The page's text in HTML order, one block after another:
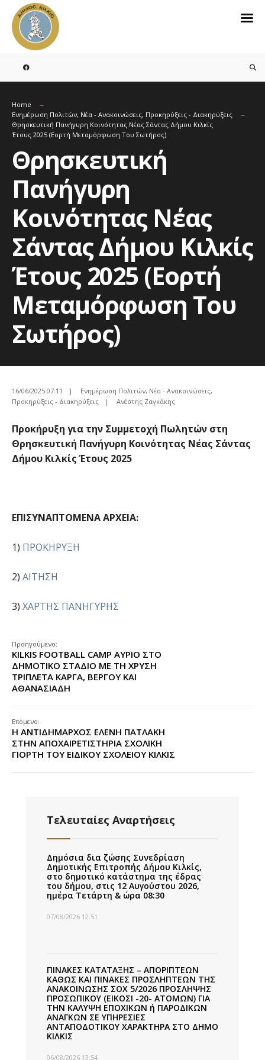
Skip
Home
Ενημέρωση Πολιτών, Νέα - Ανακοινώσεις, Προκηρύξεις - Διακηρύξεις
Θρησκευτική Πανήγυρη Κοινότητας Νέας Σάντας Δήμου Κιλκίς
Έτους 2025 (Εορτή Μεταμόρφωση Του Σωτήρος)
Θρησκευτική
Πανήγυρη
Κοινότητας Νέας
Σάντας Δήμου Κιλκίς
Έτους 2025 (Εορτή
Μεταμόρφωση Του
Σωτήρος)
16/06/2025 07:11 | Ενημέρωση Πολιτών, Νέα - Ανακοινώσεις,
Προκηρύξεις - Διακηρύξεις
| Ανέστης Ζαγκάκης
Προκήρυξη για την Συμμετοχή Πωλητών στη
Θρησκευτική Πανήγυρη Κοινότητας Νέας Σάντας
Δήμου Κιλκίς Έτους 2025
ΕΠΙΣΥΝΑΠΤΟΜΕΝΑ ΑΡΧΕΙΑ:
1) ΠΡΟΚΗΡΥΞΗ
2) ΑΙΤΗΣΗ
3) ΧΑΡΤΗΣ ΠΑΝΗΓΥΡΗΣ
Προηγούμενο:
KILKIS FOOTBALL CAMP ΑΥΡΙΟ ΣΤΟ
ΔΗΜΟΤΙΚΟ ΣΤΑΔΙΟ ΜΕ ΤΗ ΧΡΥΣΗ
ΤΡΙΠΛΕΤΑ ΚΑΡΓΑ, ΒΕΡΓΟΥ ΚΑΙ
ΑΘΑΝΑΣΙΑΔΗ
Επόμενο:
Η ΑΝΤΙΔΗΜΑΡΧΟΣ ΕΛΕΝΗ ΠΑΤΛΑΚΗ
ΣΤΗΝ ΑΠΟΧΑΙΡΕΤΙΣΤΗΡΙΑ ΣΧΟΛΙΚΗ
ΓΙΟΡΤΗ ΤΟΥ ΕΙΔΙΚΟΥ ΣΧΟΛΕΙΟΥ ΚΙΛΚΙΣ
Τελευταίες Αναρτήσεις
Δημόσια δια ζώσης Συνεδρίαση
Δημοτικής Επιτροπής Δήμου Κιλκίς,
στο δημοτικό κατάστημα της έδρας
του δήμου, στις 12 Αυγούστου 2026,
ημέρα Τετάρτη & ώρα 08:30
07/08/2026 12:51
ΠΙΝΑΚΕΣ ΚΑΤΑΤΑΞΗΣ – ΑΠΟΡΙΠΤΕΩΝ
ΚΑΘΩΣ ΚΑΙ ΠΙΝΑΚΕΣ ΠΡΟΣΛΗΠΤΕΩΝ ΤΗΣ
ΑΝΑΚΟΙΝΩΣΗΣ ΣΟΧ 5/2026 ΠΡΟΣΛΗΨΗΣ
ΠΡΟΣΩΠΙΚΟΥ (ΕΙΚΟΣΙ -20- ΑΤΟΜΩΝ) ΓΙΑ
ΤΗΝ ΚΑΛΥΨΗ ΕΠΟΧΙΚΩΝ ή ΠΑΡΟΔΙΚΩΝ
ΑΝΑΓΚΩΝ ΣΕ ΥΠΗΡΕΣΙΕΣ
ΑΝΤΑΠΟΔΟΤΙΚΟΥ ΧΑΡΑΚΤΗΡΑ ΣΤΟ ΔΗΜΟ
ΚΙΛΚΙΣ
06/08/2026 13:54
Search
for: